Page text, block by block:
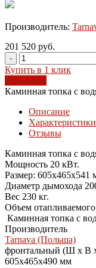
Производитель:
201 520 руб.
-
Купить в 1 клик
Каминная топка с
Описание
Характеристики
Отзывы
Каминная топка с
Мощность 20 кВт.
Размер: 605х465х541
Диаметр дымохода
Вес 230 кг.
Объем
Каминная топка с
Производитель
Tarnava (Польша)
фронтальный (Ш х В
605x465x490 мм